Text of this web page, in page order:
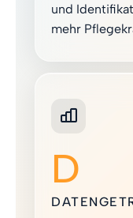
und
mehr
D